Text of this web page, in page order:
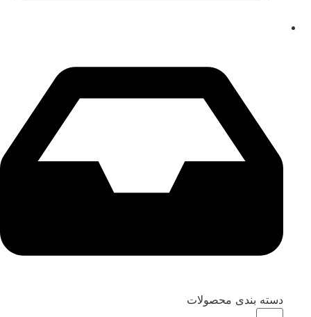
دسته بندی محصولات